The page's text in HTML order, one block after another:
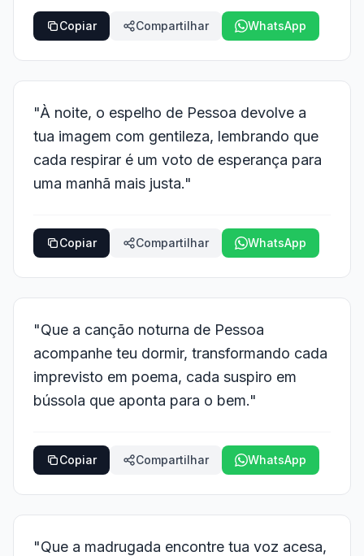
Copiar Compartilhar WhatsApp
"À noite, o espelho de Pessoa devolve a
tua imagem com gentileza, lembrando que
cada respirar é um voto de esperança para
uma manhã mais justa."
Copiar Compartilhar WhatsApp
"Que a canção noturna de Pessoa
acompanhe teu dormir, transformando cada
imprevisto em poema, cada suspiro em
bússola que aponta para o bem."
Copiar Compartilhar WhatsApp
"Que a madrugada encontre tua voz acesa,